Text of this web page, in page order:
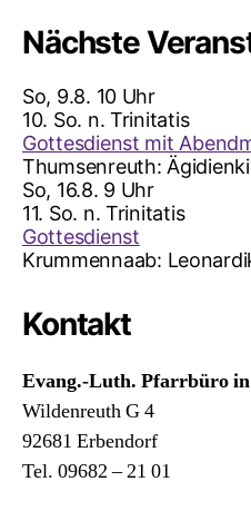
Nächste
So, 9.8. 10 Uhr
10. So. n. Trinitatis
Gottesdienst mit
Thumsenreuth:
So, 16.8. 9 Uhr
11. So. n. Trinitatis
Gottesdienst
Krummennaab:
Kontakt
Evang.-Luth. Pfarrbüro
Wildenreuth G 4
92681 Erbendorf
Tel. 09682 – 21 01